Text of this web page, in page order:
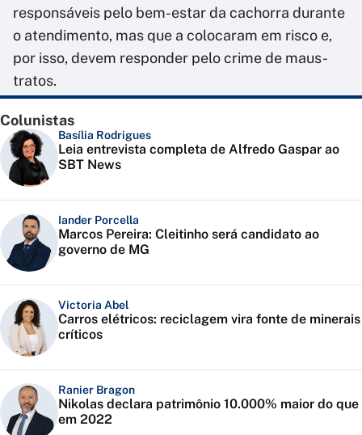
responsáveis pelo bem-estar da cachorra durante
o atendimento, mas que a colocaram em risco e,
por isso, devem responder pelo crime de maus-
tratos.
Colunistas
Basília Rodrigues
Leia entrevista completa de Alfredo Gaspar ao
SBT News
Iander Porcella
Marcos Pereira: Cleitinho será candidato ao
governo de MG
Victoria Abel
Carros elétricos: reciclagem vira fonte de minerais
críticos
Ranier Bragon
Nikolas declara patrimônio 10.000% maior do que
em 2022